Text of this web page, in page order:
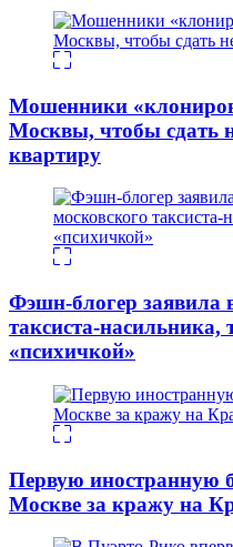
Мошенники
Москвы, чтобы сдать
квартиру
Фэшн-блогер заявила
таксиста-насильника,
«психичкой»
Первую иностранную
Москве за кражу на